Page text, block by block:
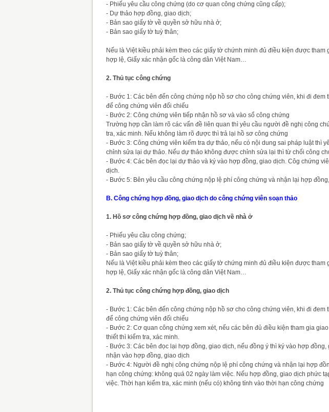
- Phiếu yêu cầu công chứng (do cơ quan công chứng cũng cấp);
- Dự thảo hợp đồng, giao dịch;
- Bản sao giấy tờ về quyền sở hữu nhà ở;
- Bản sao giấy tờ tuỳ thân;
Nếu là Việt kiều phải kèm theo các giấy tờ chứnh minh đủ điều kiện được
hợp lệ, Giấy xác nhận gốc là công dân Việt Nam…
2. Thủ tục công chứng
- Bước 1: Các bên đến công chứng nộp hồ sơ cho công chứng viên, khi đi
để công chứng viên đối chiếu
- Bước 2: Công chứng viên tiếp nhận hồ sơ và vào sổ công chứng
Trường hợp cần làm rõ các vấn đề liên quan thì yêu cầu người đề nghị công
tra, xác minh. Nếu không làm rõ được thì trả lại hồ sơ công chứng
- Bước 3: Công chứng viên kiểm tra dự thảo, nếu có nội dung sai pháp luật thì
chỉnh sửa lại dự thảo. Nếu dự thảo không được chỉnh sửa lại thì từ chối công
- Bước 4: Các bên đọc lại dự thảo và ký vào hợp đồng, giao dịch. Côg chứng
dịch.
- Bước 5: Bên yêu cầu công chứng nộp lệ phí công chứng và nhận lại hợp
B. Công chứng hợp đồng, giao dịch do công chứng viên soạn thảo
1. Hồ sơ công chứng hợp đồng, giao dịch về nhà ở
- Phiếu yêu cầu công chứng;
- Bản sao giấy tờ về quyền sở hữu nhà ở;
- Bản sao giấy tờ tuỳ thân;
Nếu là Việt kiều phải kèm theo các giấy tờ chứng minh đủ điều kiện được
hợp lệ, Giấy xác nhận gốc là công dân Việt Nam…
2. Thủ tục công chứng hợp đồng, giao dịch
- Bước 1: Các bên đến công chứng nộp hồ sơ cho công chứng viên, khi đi
để công chứng viên đối chiếu
- Bước 2: Cơ quan công chứng xem xét, nếu các bên đủ điều kiện tham gia
thiết thì kiểm tra, xác minh.
- Bước 3: Các bên đọc lại hợp đồng, giao dịch, nếu đồng ý thì ký vào hợp
nhận vào hợp đồng, giao dịch
- Bước 4: Người đề nghị công chứng nộp lệ phí công chứng và nhận lại hợp
hạn công chứng: không quá 02 ngày làm việc. Nếu hợp đồng, giao dịch phức
việc. Thời hạn kiểm tra, xác minh (nếu có) không tính vào thời hạn công chứng